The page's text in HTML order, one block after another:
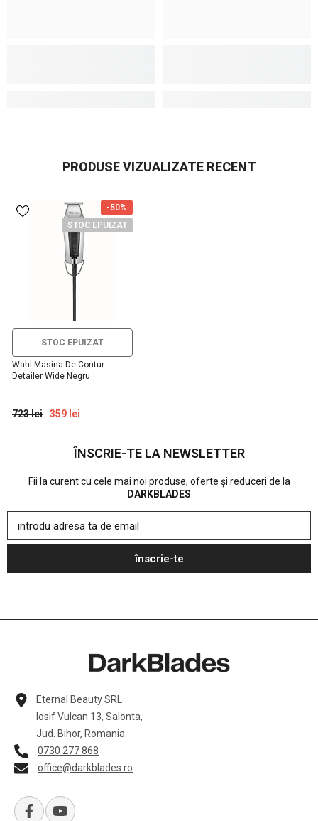
PRODUSE VIZUALIZATE RECENT
-50%
STOC EPUIZAT
STOC EPUIZAT
Wahl Masina De Contur
Detailer Wide Negru
723 lei 359 lei
ÎNSCRIE-TE LA NEWSLETTER
Fii la curent cu cele mai noi produse, oferte și reduceri de la
DARKBLADES
introdu adresa ta de email
înscrie-te
Eternal Beauty SRL
Iosif Vulcan 13, Salonta,
Jud. Bihor, Romania
0730 277 868
office@darkblades.ro